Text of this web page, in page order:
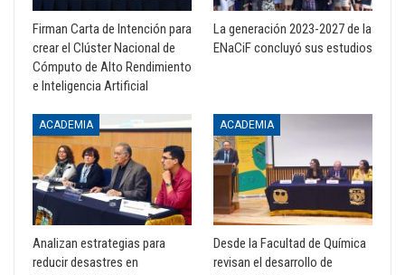
Firman Carta de Intención para
crear el Clúster Nacional de
Cómputo de Alto Rendimiento
e Inteligencia Artificial
La generación 2023-2027 de la
ENaCiF concluyó sus estudios
ACADEMIA
Analizan estrategias para
reducir desastres en
ACADEMIA
Desde la Facultad de Química
revisan el desarrollo de